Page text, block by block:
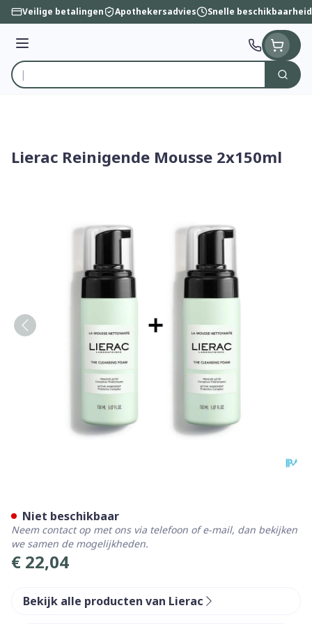
Ga naar de inhoud
Veilige betalingen Apothekersadvies Snelle beschikbaarheid
Menu
Product, merk, categorie...
Zoek
Lierac Reinigende Mousse 2x150ml
€ 22,04
Niet beschikbaar
Neem contact op met ons via telefoon of e-mail, dan bekijken
we samen de mogelijkheden.
Bekijk alle producten van Lierac